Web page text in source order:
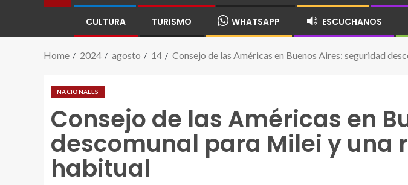
CULTURA TURISMO WHATSAPP ESCUCHANOS
Home 2024 agosto 14 Consejo de las Américas en Buenos Aires: seguridad
NACIONALES
Consejo de las Américas en
descomunal para Milei y una
habitual